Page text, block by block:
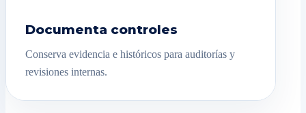
Documenta controles
Conserva evidencia e históricos para auditorías y
revisiones internas.